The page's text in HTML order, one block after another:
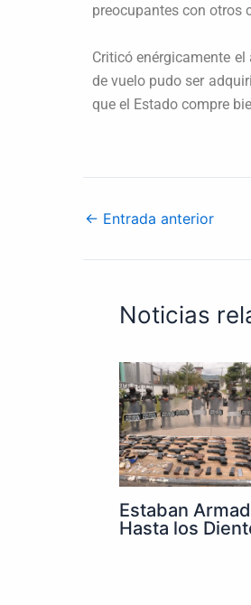
preocupantes con otros
Criticó enérgicamente
de vuelo pudo ser
que el Estado compre
← Entrada anterior
Noticias
Estaban
Hasta los